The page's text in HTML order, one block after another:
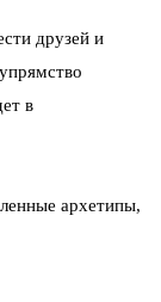
друзей и
в
архетипы,